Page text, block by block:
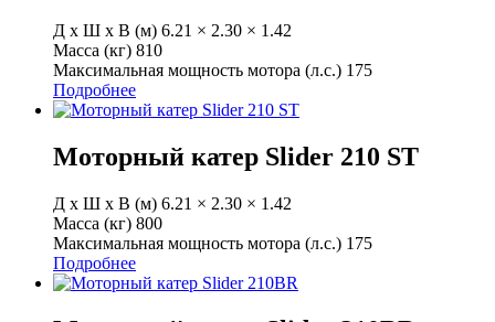
Д х Ш х В (м) 6.21 × 2.30 × 1.42
Масса (кг) 810
Максимальная мощность мотора (л.с.) 175
Подробнее
Моторный катер Slider 210 ST
Д х Ш х В (м) 6.21 × 2.30 × 1.42
Масса (кг) 800
Максимальная мощность мотора (л.с.) 175
Подробнее